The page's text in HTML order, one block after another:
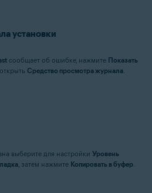
Convenient Rollup, 32- или
установки
сообщает об ошибке, нажмите Показать
Средство просмотра журнала.
выберите для настройки Уровень
, затем нажмите Копировать в буфер.